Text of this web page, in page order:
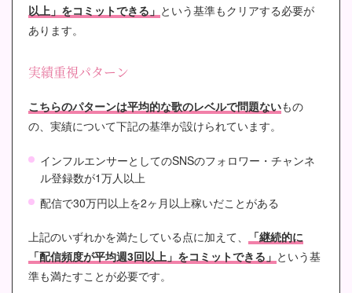
以上」をコミットできる」 という基準もクリアする必要が
あります。
実績重視パターン
こちらのパターンは平均的な歌のレベルで問題ないもの
の、実績について下記の基準が設けられています。
インフルエンサーとしてのSNSのフォロワー・チャンネ
ル登録数が1万人以上
配信で30万円以上を2ヶ月以上稼いだことがある
上記のいずれかを満たしている点に加えて、
「継続的に
「配信頻度が平均週3回以上」をコミットできる」 という基
準も満たすことが必要です。